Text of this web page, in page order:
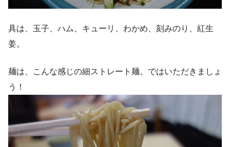
具は、玉子、ハム、キューリ、わかめ、刻みのり、紅生
姜。
麺は、こんな感じの細ストレート麺。ではいただきましょ
う！